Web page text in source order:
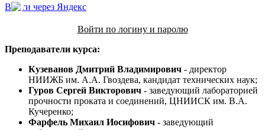
Войти через Яндекс
Войти по логину и паролю
Преподаватели курса:
Кузеванов Дмитрий Владимирович - директор
НИИЖБ им. А.А. Гвоздева, кандидат технических наук;
Гуров Сергей Викторович - заведующий лабораторией
прочности проката и соединений, ЦНИИСК им. В.А.
Кучеренко;
Фарфель Михаил Иосифович - заведующий